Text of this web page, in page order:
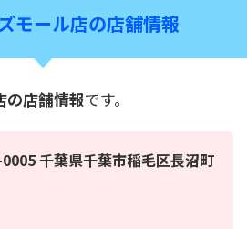
モール店の店舗情報
の店舗情報です。
千葉県千葉市稲毛区長沼町